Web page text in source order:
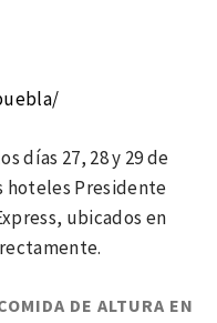
días 27, 28 y 29 de
hoteles Presidente
ubicados en
DE ALTURA EN